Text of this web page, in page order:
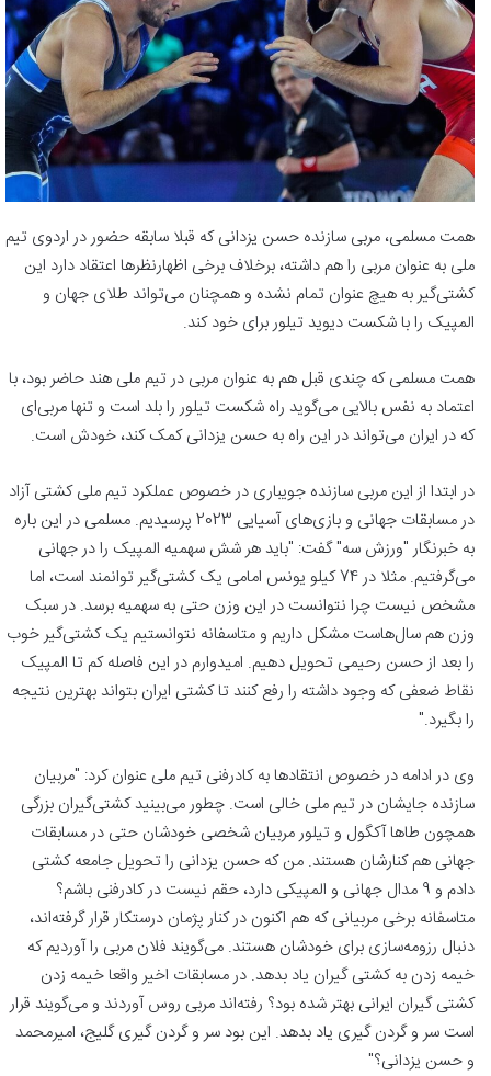
همت مسلمی، مربی سازنده حسن یزدانی که قبلا سابقه حضور در اردوی تیم
ملی به عنوان مربی را هم داشته، برخلاف برخی اظهارنظرها اعتقاد دارد این
کشتی‌گیر به هیچ عنوان تمام نشده و همچنان می‌تواند طلای جهان و
المپیک را با شکست دیوید تیلور برای خود کند.
همت مسلمی که چندی قبل هم به عنوان مربی در تیم ملی هند حاضر بود، با
اعتماد به نفس بالایی می‌گوید راه شکست تیلور را بلد است و تنها مربی‌ای
که در ایران می‌تواند در این راه به حسن یزدانی کمک کند، خودش است.
در ابتدا از این مربی سازنده جویباری در خصوص عملکرد تیم ملی کشتی آزاد
در مسابقات جهانی و بازی‌های آسیایی 2023 پرسیدیم. مسلمی در این باره
به خبرنگار "ورزش سه" گفت: "باید هر شش سهمیه المپیک را در جهانی
می‌گرفتیم. مثلا در 74 کیلو یونس امامی یک کشتی‌گیر توانمند است، اما
مشخص نیست چرا نتوانست در این وزن حتی به سهمیه برسد. در سبک
وزن هم سال‌هاست مشکل داریم و متاسفانه نتوانستیم یک کشتی‌گیر خوب
را بعد از حسن رحیمی تحویل دهیم. امیدوارم در این فاصله کم تا المپیک
نقاط ضعفی که وجود داشته را رفع کنند تا کشتی ایران بتواند بهترین نتیجه
را بگیرد."
وی در ادامه در خصوص انتقادها به کادرفنی تیم ملی عنوان کرد: "مربیان
سازنده جایشان در تیم ملی خالی است. چطور می‌بینید کشتی‌گیران بزرگی
همچون طاها آکگول و تیلور مربیان شخصی خودشان حتی در مسابقات
جهانی هم کنارشان هستند. من که حسن یزدانی را تحویل جامعه کشتی
دادم و 9 مدال جهانی و المپیکی دارد، حقم نیست در کادرفنی باشم؟
متاسفانه برخی مربیانی که هم اکنون در کنار پژمان درستکار قرار گرفته‌اند،
دنبال رزومه‌سازی برای خودشان هستند. می‌گویند فلان مربی را آوردیم که
خیمه زدن به کشتی گیران یاد بدهد. در مسابقات اخیر واقعا خیمه زدن
کشتی گیران ایرانی بهتر شده بود؟ رفته‌اند مربی روس آوردند و می‌گویند قرار
است سر و گردن گیری یاد بدهد. این بود سر و گردن گیری گلیج، امیرمحمد
و حسن یزدانی؟"